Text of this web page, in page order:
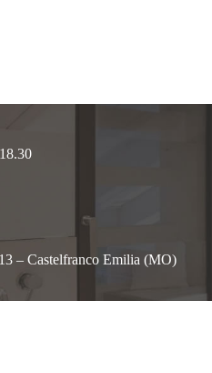
– Castelfranco Emilia (MO)